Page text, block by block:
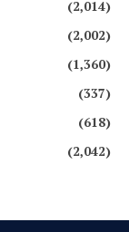
(2,014)
(2,002)
(1,360)
(337)
(618)
(2,042)